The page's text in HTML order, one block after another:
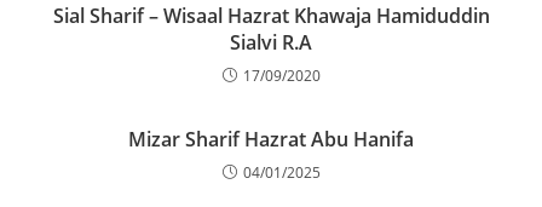
Sial Sharif – Wisaal Hazrat Khawaja Hamiduddin
Sialvi R.A
17/09/2020
Mizar Sharif Hazrat Abu Hanifa
04/01/2025